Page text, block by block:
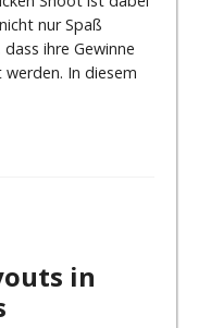
nur Spaß
ihre Gewinne
In diesem
in